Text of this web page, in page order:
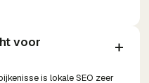
voor
is lokale SEO zeer